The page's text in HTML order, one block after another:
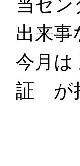
当セン
出来事
今月
証 が